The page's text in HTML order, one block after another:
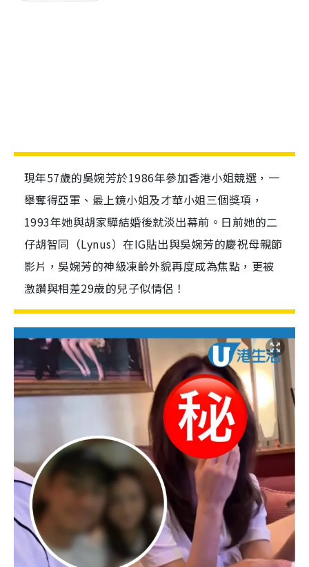
現年57歲的吳婉芳於1986年參加香港小姐競選，一
舉奪得亞軍、最上鏡小姐及才華小姐三個獎項，
1993年她與胡家驊結婚後就淡出幕前。日前她的二
仔胡智同（Lynus）在IG貼出與吳婉芳的慶祝母親節
影片，吳婉芳的神級凍齡外貌再度成為焦點，更被
激讚與相差29歲的兒子似情侶！